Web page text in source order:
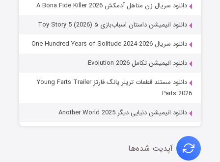
دانلود سریال زن متاهل آدمکش A Bona Fide Killer 2026
دانلود انیمیشن داستان اسباب‌بازی ۵ Toy Story 5 (2026)
دانلود سریال One Hundred Years of Solitude 2024-2026
دانلود انیمیشن تکامل Evolution 2026
دانلود مستند قطعات تریلر یانگ فارتز Young Farts Trailer
Parts 2026
دانلود انیمیشن دنیایی دیگر Another World 2025
آپدیت شده‌ها